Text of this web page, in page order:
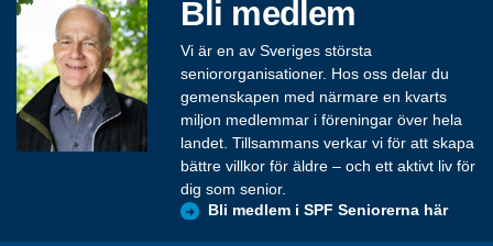
Bli medlem
Vi är en av Sveriges största
seniororganisationer. Hos oss delar du
gemenskapen med närmare en kvarts
miljon medlemmar i föreningar över hela
landet. Tillsammans verkar vi för att skapa
bättre villkor för äldre – och ett aktivt liv för
dig som senior.
Bli medlem i SPF Seniorerna här